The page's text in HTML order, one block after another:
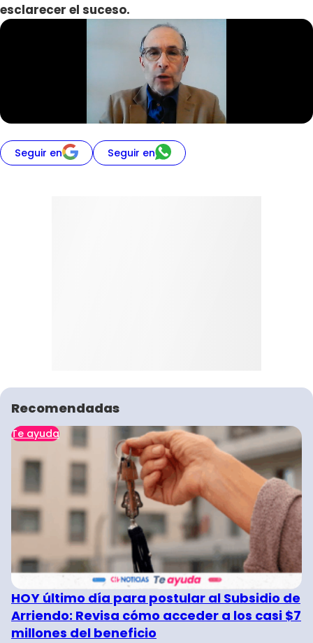
esclarecer el suceso.
Seguir en Seguir en
Recomendadas
Te ayuda
HOY último día para postular al Subsidio de
Arriendo: Revisa cómo acceder a los casi $7
millones del beneficio